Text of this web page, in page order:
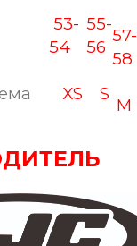
53-
54
55-
56
57-
58
XS S
M